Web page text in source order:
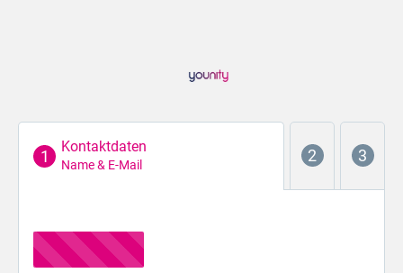
Kontaktdaten
Name & E-Mail